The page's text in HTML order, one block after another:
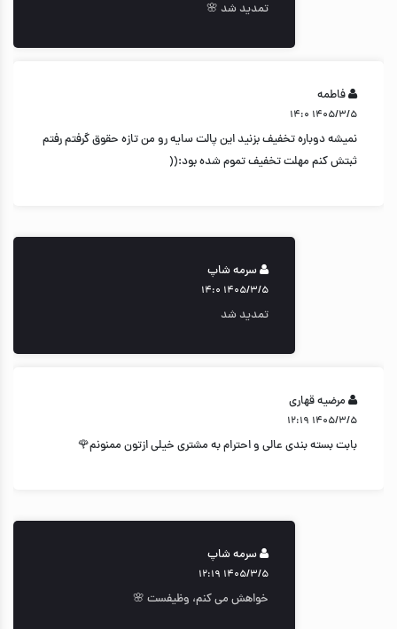
تمدید شد 🌸
فاطمه
۱۴۰۵/۳/۵ ۱۴:۰
نمیشه دوباره تخفیف بزنید این پالت سایه رو من تازه حقوق گرفتم رفتم
ثبتش کنم مهلت تخفیف تموم شده بود:((
سرمه شاپ
۱۴۰۵/۳/۵ ۱۴:۰
تمدید شد
مرضیه قهاری
۱۴۰۵/۳/۵ ۱۲:۱۹
بابت بسته بندی عالی و احترام به مشتری خیلی ازتون ممنونم🌹
سرمه شاپ
۱۴۰۵/۳/۵ ۱۲:۱۹
خواهش می کنم، وظیفست 🌸